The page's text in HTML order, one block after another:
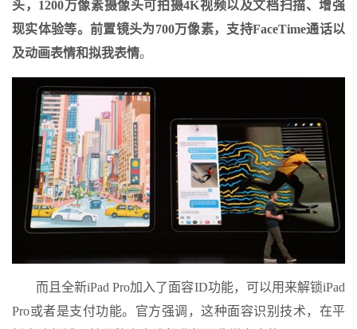
头，1200万像素摄像头可拍摄4K视频以及文档扫描、增强
现实体验等。前置镜头为700万像素，支持FaceTime通话以
及动画表情和拟我表情。
而且全新iPad Pro加入了面容ID功能，可以用来解锁iPad
Pro或者是支付功能。官方强调，这种面容识别技术，在平